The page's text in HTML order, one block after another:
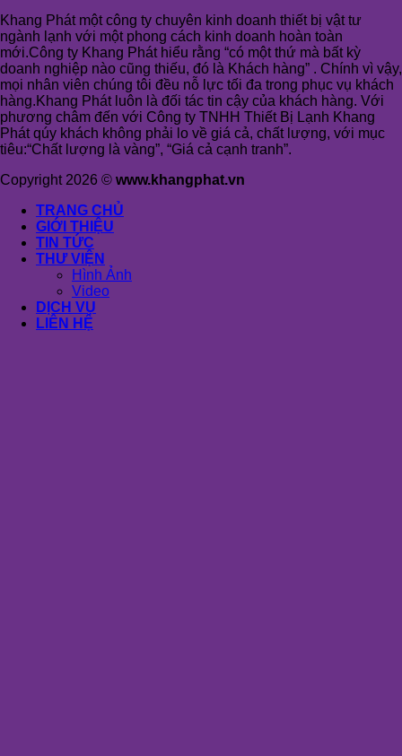
Khang Phát một công ty chuyên kinh doanh thiết bị vật tư
ngành lạnh với một phong cách kinh doanh hoàn toàn
mới.Công ty Khang Phát hiểu rằng “có một thứ mà bất kỳ
doanh nghiệp nào cũng thiếu, đó là Khách hàng” . Chính vì vậy,
mọi nhân viên chúng tôi đều nỗ lực tối đa trong phục vụ khách
hàng.Khang Phát luôn là đối tác tin cậy của khách hàng. Với
phương châm đến với Công ty TNHH Thiết Bị Lạnh Khang
Phát qúy khách không phải lo về giá cả, chất lượng, với mục
tiêu:“Chất lượng là vàng”, “Giá cả cạnh tranh”.
Copyright 2026 © www.khangphat.vn
TRANG CHỦ
GIỚI THIỆU
TIN TỨC
THƯ VIỆN
Hình Ảnh
Video
DỊCH VỤ
LIÊN HỆ